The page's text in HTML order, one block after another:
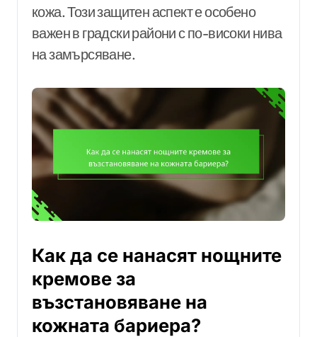
кожа. Този защитен аспект е особено
важен в градски райони с по-високи нива
на замърсяване.
Как да се нанасят нощните
кремове за
възстановяване на
кожната бариера?